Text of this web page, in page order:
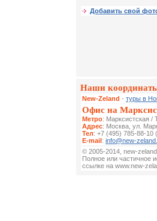
Добавить свой
Наши
New-Zeland - туры в
Офис на
Метро: Марксистская /
Адрес: Москва, ул.
Тел: +7 (495) 785-88-10
E-mail: info@new-
© 2005-2014, new-
Полное или частичное
ссылке на www.new-